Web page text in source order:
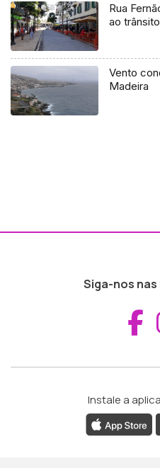
Rua
ao trânsito
Vento
Madeira
Siga-nos
Instale a